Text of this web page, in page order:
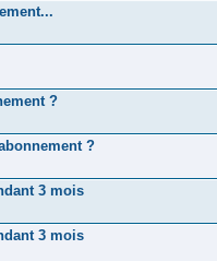
?
?
3 mois
3 mois